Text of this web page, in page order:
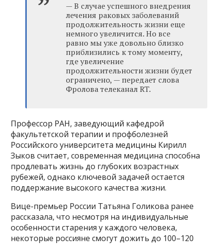
— В случае успешного внедрения
лечения раковых заболеваний
продолжительность жизни еще
немного увеличится. Но все
равно мы уже довольно близко
приблизились к тому моменту,
где увеличение
продолжительности жизни будет
ограничено, — передает слова
Фролова телеканал RT.
Профессор РАН, заведующий кафедрой
факультетской терапии и профболезней
Российского университета медицины Кирилл
Зыков считает, современная медицина способна
продлевать жизнь до глубоких возрастных
рубежей, однако ключевой задачей остается
поддержание высокого качества жизни.
Вице-премьер России Татьяна Голикова ранее
рассказала, что несмотря на индивидуальные
особенности старения у каждого человека,
некоторые россияне смогут дожить до 100–120